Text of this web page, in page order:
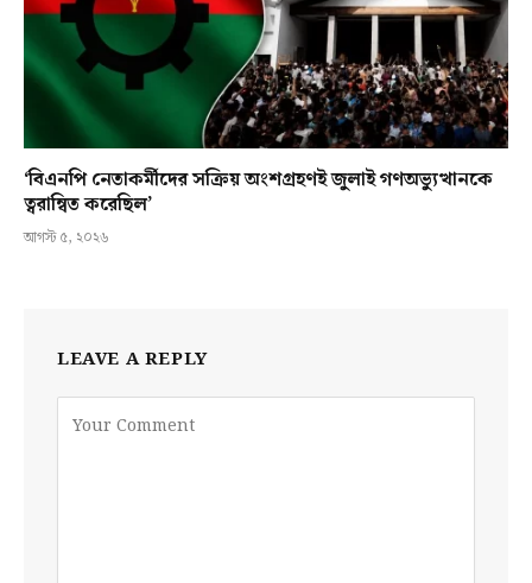
‘বিএনপি নেতাকর্মীদের সক্রিয় অংশগ্রহণই জুলাই গণঅভ্যুত্থানকে
ত্বরান্বিত করেছিল’
আগস্ট ৫, ২০২৬
LEAVE A REPLY